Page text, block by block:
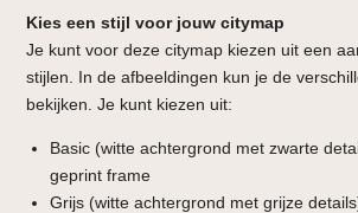
Kies een stijl voor jouw citymap
Je kunt voor deze citymap kiezen uit een
stijlen. In de afbeeldingen kun je de
bekijken. Je kunt kiezen uit:
Basic (witte achtergrond met zwarte
geprint frame
Grijs (witte achtergrond met grijze